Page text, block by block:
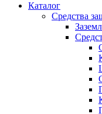
Каталог
Средства